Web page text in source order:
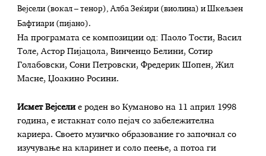
Вејсели (вокал – тенор), Алба Зеќири (виолина) и Шкељзен
Бафтиари (пијано).
На програмата се композиции од: Паоло Тости, Васил
Толе, Астор Пиjацола, Винченцо Белини, Сотир
Голабовски, Сони Петровски, Фредерик Шопен, Жил
Масне, Џоакино Росини.
Исмет Вејселие роден во Куманово на 11 април 1998
година, е истакнат соло пејач со забележителна
кариера. Своето музичко образование го започнал со
изучување на кларинет и соло пеење, а потоа ги